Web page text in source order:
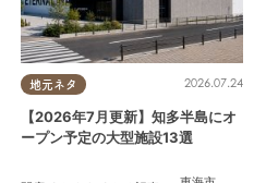
地元ネタ 2026.07.24
【2026年7月更新】知多半島にオ
ープン予定の大型施設13選